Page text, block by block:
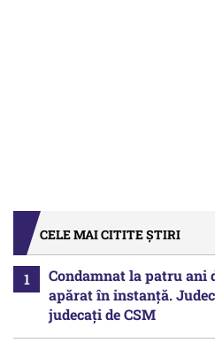
CELE MAI CITITE ȘTIRI
Condamnat la patru ani
apărat în instanță.
judecați de CSM